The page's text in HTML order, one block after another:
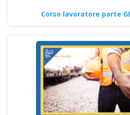
aula virtuale
specifici
docenti rspp
preposto
rischi specifici
medio
Corso lavoratore parte